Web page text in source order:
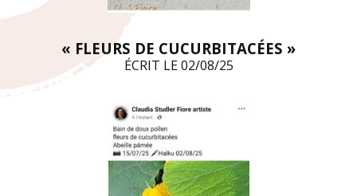
« FLEURS DE CUCURBITACÉES »
ÉCRIT LE 02/08/25